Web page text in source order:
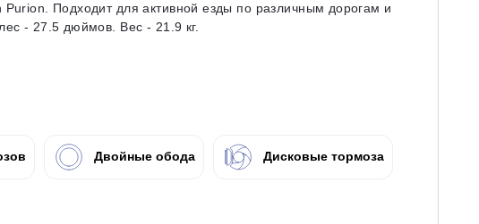
Подходит для активной езды по различным дорогам и
- 27.5 дюймов. Вес - 21.9 кг.
Двойные обода Дисковые тормоза